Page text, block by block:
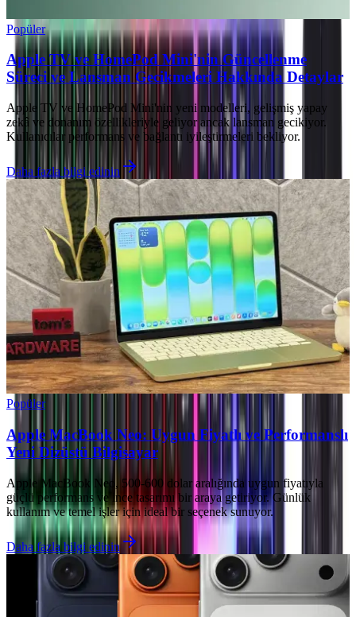
Popüler
Apple TV ve HomePod Mini'nin Güncellenme
Süreci ve Lansman Gecikmeleri Hakkında Detaylar
Apple TV ve HomePod Mini'nin yeni modelleri, gelişmiş yapay
zekâ ve donanım özellikleriyle geliyor ancak lansman gecikiyor.
Kullanıcılar performans ve bağlantı iyileştirmeleri bekliyor.
Daha fazla bilgi edinin
Popüler
Apple MacBook Neo: Uygun Fiyatlı ve Performanslı
Yeni Dizüstü Bilgisayar
Apple MacBook Neo, 500-600 dolar aralığında uygun fiyatıyla
güçlü performans ve ince tasarımı bir araya getiriyor. Günlük
kullanım ve temel işler için ideal bir seçenek sunuyor.
Daha fazla bilgi edinin